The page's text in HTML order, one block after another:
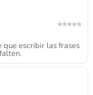
escribir las frases